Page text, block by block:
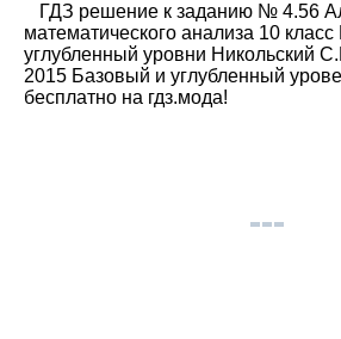
ГДЗ решение к заданию № 4.56
математического анализа 10
углубленный уровни Никольский
2015 Базовый и углубленный
бесплатно на гдз.мода!